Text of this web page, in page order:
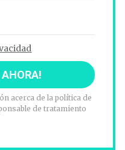
acerca de la política de
de tratamiento